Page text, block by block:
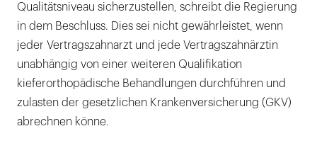
Qualitätsniveau sicherzustellen, schreibt die Regierung
in dem Beschluss. Dies sei nicht gewährleistet, wenn
jeder Vertragszahnarzt und jede Vertragszahnärztin
unabhängig von einer weiteren Qualifikation
kieferorthopädische Behandlungen durchführen und
zulasten der gesetzlichen Krankenversicherung (GKV)
abrechnen könne.